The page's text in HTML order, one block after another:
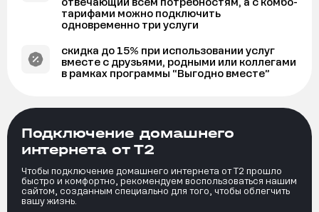
Подключение домашнего
интернета от Т2
Чтобы подключение домашнего интернета от Т2 прошло
быстро и комфортно, рекомендуем воспользоваться нашим
сайтом, созданным специально для того, чтобы облегчить
вашу жизнь.
тарифами можно подключить
одновременно три услуги
скидка до 15% при использовании услуг
вместе с друзьями, родными или коллегами
в рамках программы “Выгодно вместе”